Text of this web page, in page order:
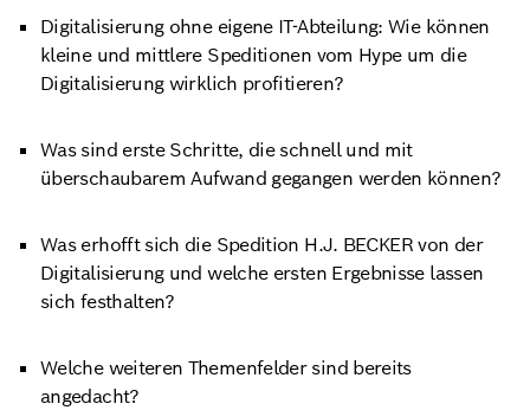
Digitalisierung ohne eigene IT-Abteilung: Wie können
kleine und mittlere Speditionen vom Hype um die
Digitalisierung wirklich profitieren?
Was sind erste Schritte, die schnell und mit
überschaubarem Aufwand gegangen werden können?
Was erhofft sich die Spedition H.J. BECKER von der
Digitalisierung und welche ersten Ergebnisse lassen
sich festhalten?
Welche weiteren Themenfelder sind bereits
angedacht?